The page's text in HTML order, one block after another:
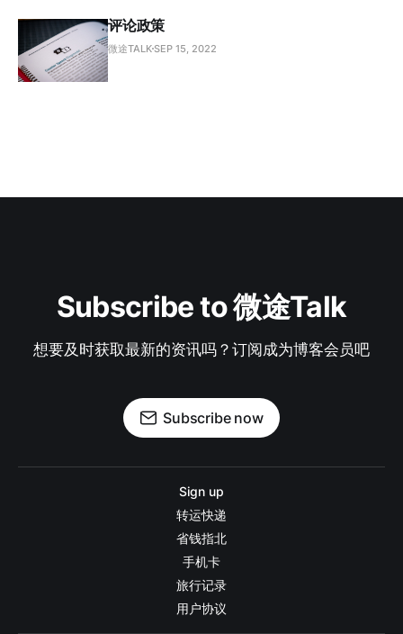
评论政策
微途TALKSEP 15, 2022
Subscribe to 微途Talk
想要及时获取最新的资讯吗？订阅成为博客会员吧
Subscribe now
Sign up
转运快递
省钱指北
手机卡
旅行记录
用户协议